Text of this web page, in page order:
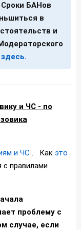
БАНов
в
и
и ЧС - по
и ЧС . Как это
правилами
проблему с
случае, если